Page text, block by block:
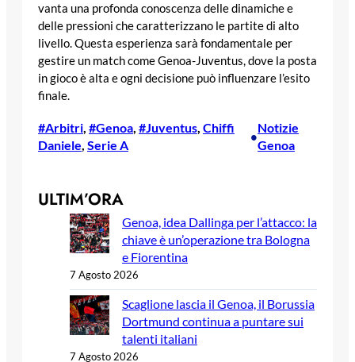
vanta una profonda conoscenza delle dinamiche e
delle pressioni che caratterizzano le partite di alto
livello. Questa esperienza sarà fondamentale per
gestire un match come Genoa-Juventus, dove la posta
in gioco è alta e ogni decisione può influenzare l’esito
finale.
#Arbitri, #Genoa, #Juventus, Chiffi
Daniele, Serie A
•
Notizie
Genoa
ULTIM’ORA
Genoa, idea Dallinga per l’attacco: la
chiave è un’operazione tra Bologna
e Fiorentina
7 Agosto 2026
Scaglione lascia il Genoa, il Borussia
Dortmund continua a puntare sui
talenti italiani
7 Agosto 2026